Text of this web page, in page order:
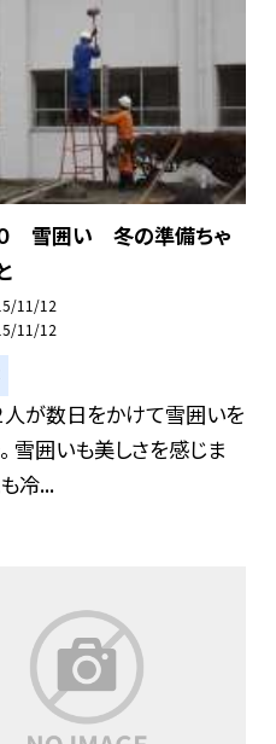
０ 雪囲い 冬の準備ちゃ
11/12
11/12
人が数日をかけて雪囲いを
雪囲いも美しさを感じま
冷...